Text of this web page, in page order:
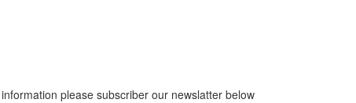
please subscriber our newslatter below